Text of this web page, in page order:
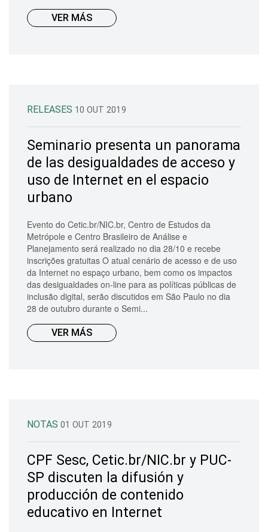
VER MÁS
RELEASES 10 OUT 2019
Seminario presenta un panorama
de las desigualdades de acceso y
uso de Internet en el espacio
urbano
Evento do Cetic.br/NIC.br, Centro de Estudos da
Metrópole e Centro Brasileiro de Análise e
Planejamento será realizado no dia 28/10 e recebe
inscrições gratuitas O atual cenário de acesso e de uso
da Internet no espaço urbano, bem como os impactos
das desigualdades on-line para as políticas públicas de
inclusão digital, serão discutidos em São Paulo no dia
28 de outubro durante o Semi...
VER MÁS
NOTAS 01 OUT 2019
CPF Sesc, Cetic.br/NIC.br y PUC-
SP discuten la difusión y
producción de contenido
educativo en Internet